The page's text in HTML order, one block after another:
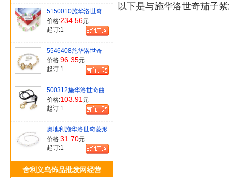
5150010施华洛世奇
花水晶手镯
价格:234.56元
起订:1
5546408施华洛世奇
水晶银手镯
价格:96.35元
起订:1
500312施华洛世奇曲
饼水晶毛衣链
价格:103.91 元
起订:1
奥地利施华洛世奇菱形
珠水晶手链
价格:31.70元
起订:1
舍利义乌饰品批发网经营
以下是与施华洛世奇茄子